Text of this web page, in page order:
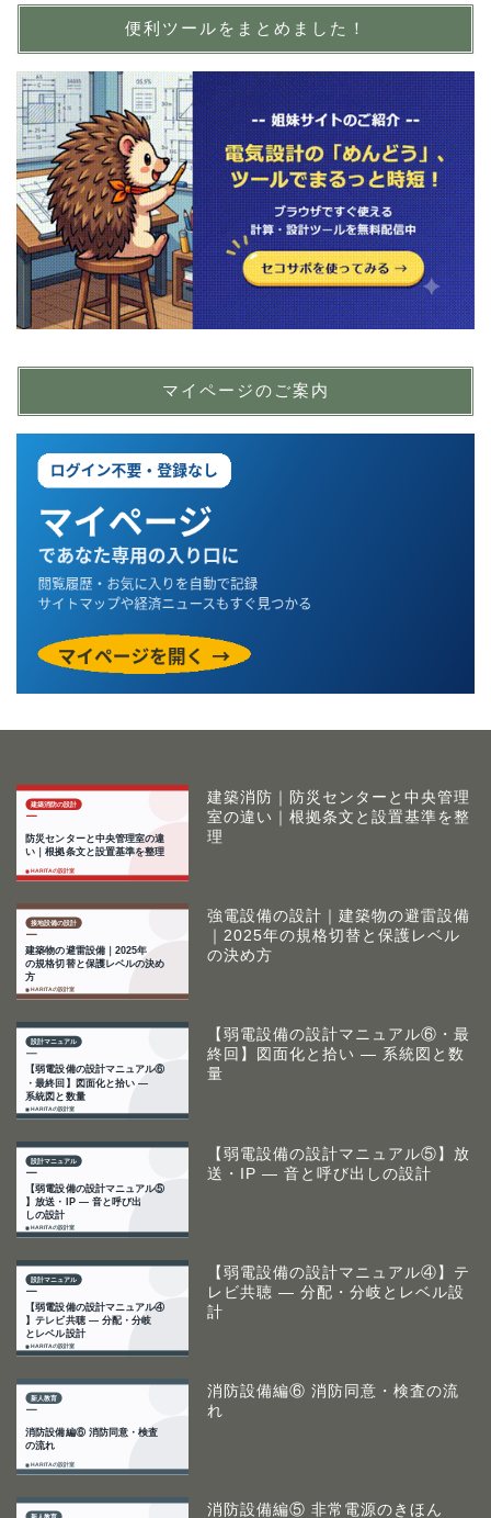
便利ツールをまとめました！
マイページのご案内
建築消防｜防災センターと中央管理
室の違い｜根拠条文と設置基準を整
理
強電設備の設計｜建築物の避雷設備
｜2025年の規格切替と保護レベル
の決め方
【弱電設備の設計マニュアル⑥・最
終回】図面化と拾い ― 系統図と数
量
【弱電設備の設計マニュアル⑤】放
送・IP ― 音と呼び出しの設計
【弱電設備の設計マニュアル④】テ
レビ共聴 ― 分配・分岐とレベル設
計
消防設備編⑥ 消防同意・検査の流
れ
消防設備編⑤ 非常電源のきほん